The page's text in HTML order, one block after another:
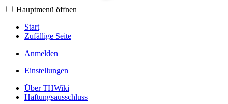
Hauptmenü öffnen
Start
Zufällige Seite
Anmelden
Einstellungen
Über THWiki
Haftungsausschluss